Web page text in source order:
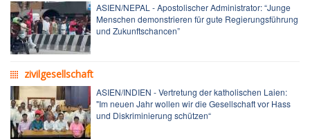
ASIEN/NEPAL - Apostolischer Administrator: “Junge
Menschen demonstrieren für gute Regierungsführung
und Zukunftschancen”
zivilgesellschaft
ASIEN/INDIEN - Vertretung der katholischen Laien:
"Im neuen Jahr wollen wir die Gesellschaft vor Hass
und Diskriminierung schützen“